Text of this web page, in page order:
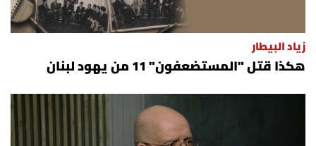
زياد البيطار
هكذا قتل "المستضعفون" 11 من يهود لبنان